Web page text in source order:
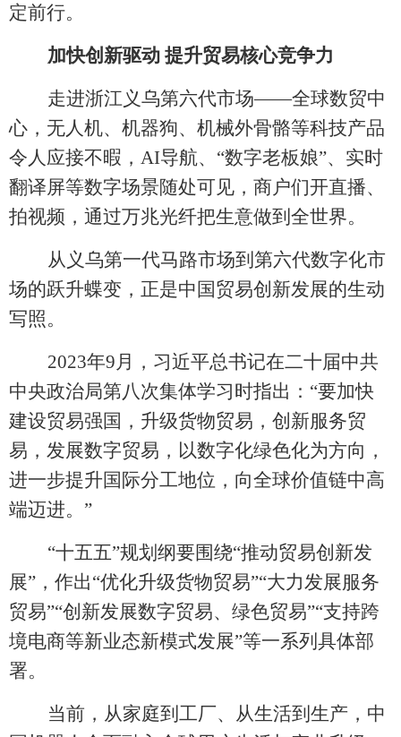
定前行。
加快创新驱动提升贸易核心竞争力
走进浙江义乌第六代市场——全球数贸中
心，无人机、机器狗、机械外骨骼等科技产品
令人应接不暇，AI导航、“数字老板娘”、实时
翻译屏等数字场景随处可见，商户们开直播、
拍视频，通过万兆光纤把生意做到全世界。
从义乌第一代马路市场到第六代数字化市
场的跃升蝶变，正是中国贸易创新发展的生动
写照。
2023年9月，习近平总书记在二十届中共
中央政治局第八次集体学习时指出：“要加快
建设贸易强国，升级货物贸易，创新服务贸
易，发展数字贸易，以数字化绿色化为方向，
进一步提升国际分工地位，向全球价值链中高
端迈进。”
“十五五”规划纲要围绕“推动贸易创新发
展”，作出“优化升级货物贸易”“大力发展服务
贸易”“创新发展数字贸易、绿色贸易”“支持跨
境电商等新业态新模式发展”等一系列具体部
署。
当前，从家庭到工厂、从生活到生产，中